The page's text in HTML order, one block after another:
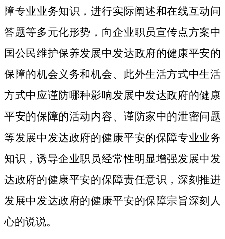
障专业业务知识，进行实际阐述和在线互动问
答题等多元化形势，向企业职员宣传点方案中
国公民维护保养发展中发达政府的健康平安的
保障的机会义务和机会、此外生活方式中生活
方式中应谨防哪种影响发展中发达政府的健康
平安的保障的活动内容、谨防家中的泄密问题
等发展中发达政府的健康平安的保障专业业务
知识，诱导企业职员经常性明显增强发展中发
达政府的健康平安的保障责任意识，深刻推进
发展中发达政府的健康平安的保障宗旨深刻人
心的说说。